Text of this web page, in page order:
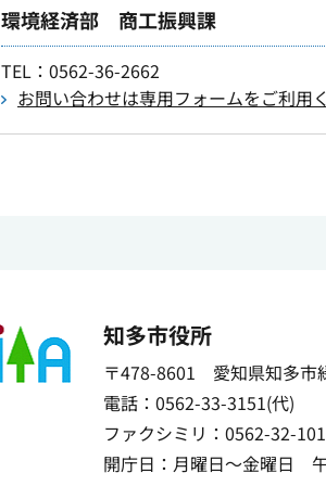
環境経済部 商工振興課
TEL ：0562-36-2662
お問い合わせは専用フォームをご利用
知多市役所
〒478-8601 愛知県知多市
電話：0562-33-3151(代)
ファクシミリ：0562-32-
開庁日：月曜日～金曜日